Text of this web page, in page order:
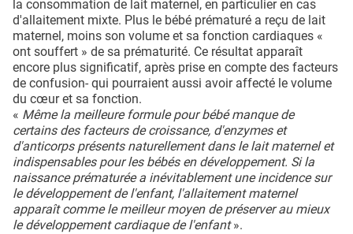
la consommation de lait maternel, en particulier en cas
d'allaitement mixte. Plus le bébé prématuré a reçu de lait
maternel, moins son volume et sa fonction cardiaques «
ont souffert » de sa prématurité. Ce résultat apparaît
encore plus significatif, après prise en compte des facteurs
de confusion- qui pourraient aussi avoir affecté le volume
du cœur et sa fonction.
« Même la meilleure formule pour bébé manque de
certains des facteurs de croissance, d'enzymes et
d'anticorps présents naturellement dans le lait maternel et
indispensables pour les bébés en développement. Si la
naissance prématurée a inévitablement une incidence sur
le développement de l'enfant, l'allaitement maternel
apparaît comme le meilleur moyen de préserver au mieux
le développement cardiaque de l'enfant».